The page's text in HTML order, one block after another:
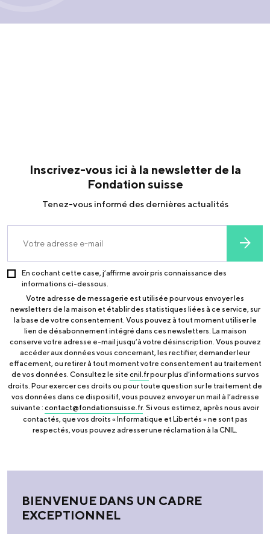
Inscrivez-vous ici à la newsletter de la
Fondation suisse
Tenez-vous informé des dernières actualités
En cochant cette case, j’affirme avoir pris connaissance des
informations ci-dessous.
Votre adresse de messagerie est utilisée pour vous envoyer les
newsletters de la maison et établir des statistiques liées à ce service, sur
la base de votre consentement. Vous pouvez à tout moment utiliser le
lien de désabonnement intégré dans ces newsletters. La maison
conserve votre adresse e-mail jusqu’à votre désinscription. Vous pouvez
accéder aux données vous concernant, les rectifier, demander leur
effacement, ou retirer à tout moment votre consentement au traitement
de vos données. Consultez le site cnil.frpour plus d’informations sur vos
droits. Pour exercer ces droits ou pour toute question sur le traitement de
vos données dans ce dispositif, vous pouvez envoyer un mail à l’adresse
suivante : contact@fondationsuisse.fr . Si vous estimez, après nous avoir
contactés, que vos droits « Informatique et Libertés » ne sont pas
respectés, vous pouvez adresser une réclamation à la CNIL.
BIENVENUE DANS UN CADRE
EXCEPTIONNEL